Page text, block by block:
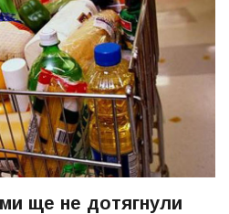
ще не дотягнули